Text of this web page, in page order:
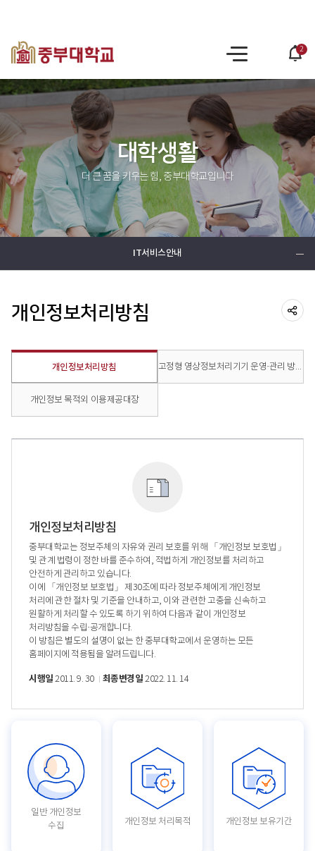
사
트
2
대학생활
더 큰 꿈을 키우는 힘, 중부대학교입니다
IT서비스안내
개인정보처리방침
개인정보처리방침 고정형 영상정보처리기기 운영·관리 방침
개인정보 목적외 이용제공대장
개인정보처리방침
중부대학교는 정보주체의 자유와 권리 보호를 위해 「개인정보 보호법」
및 관계 법령이 정한 바를 준수하여, 적법하게 개인정보를 처리하고
안전하게 관리하고 있습니다.
이에 「개인정보 보호법」 제30조에 따라 정보주체에게 개인정보
처리에 관한 절차 및 기준을 안내하고, 이와 관련한 고충을 신속하고
원활하게 처리할 수 있도록 하기 위하여 다음과 같이 개인정보
처리방침을 수립·공개합니다.
이 방침은 별도의 설명이 없는 한 중부대학교에서 운영하는 모든
홈페이지에 적용됨을 알려드립니다.
시행일 2011. 9. 30 최종변경일 2022. 11. 14
일반 개인정보
수집
개인정보 처리목적 개인정보 보유기간